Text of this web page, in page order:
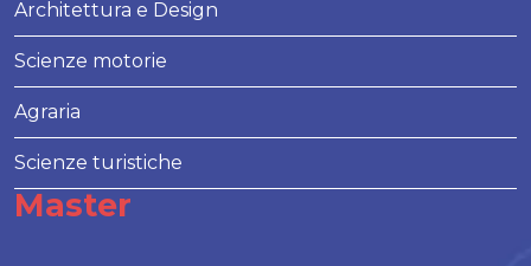
Architettura e Design
Scienze motorie
Agraria
Scienze turistiche
Master